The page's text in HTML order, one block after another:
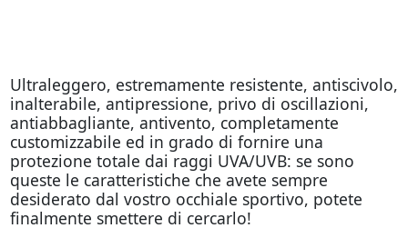
Ultraleggero, estremamente resistente, antiscivolo,
inalterabile, antipressione, privo di oscillazioni,
antiabbagliante, antivento, completamente
customizzabile ed in grado di fornire una
protezione totale dai raggi UVA/UVB: se sono
queste le caratteristiche che avete sempre
desiderato dal vostro occhiale sportivo, potete
finalmente smettere di cercarlo!